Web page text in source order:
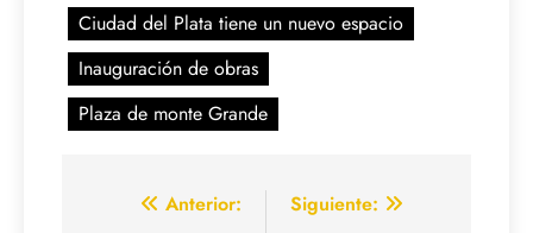
Ciudad del Plata tiene un nuevo espacio
Inauguración de obras
Plaza de monte Grande
Navegación
Anterior:
Siguiente: